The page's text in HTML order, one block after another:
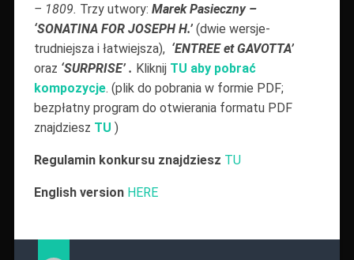
– 1809. Trzy utwory: Marek Pasieczny –
‘SONATINA FOR JOSEPH H.’(dwie wersje-
trudniejsza i łatwiejsza), ‘ENTREE et GAVOTTA’
oraz ‘SURPRISE’ . Kliknij TU aby pobrać
kompozycje. (plik do pobrania w formie PDF;
bezpłatny program do otwierania formatu PDF
znajdziesz TU )
Regulamin konkursu znajdziesz TU
English version HERE